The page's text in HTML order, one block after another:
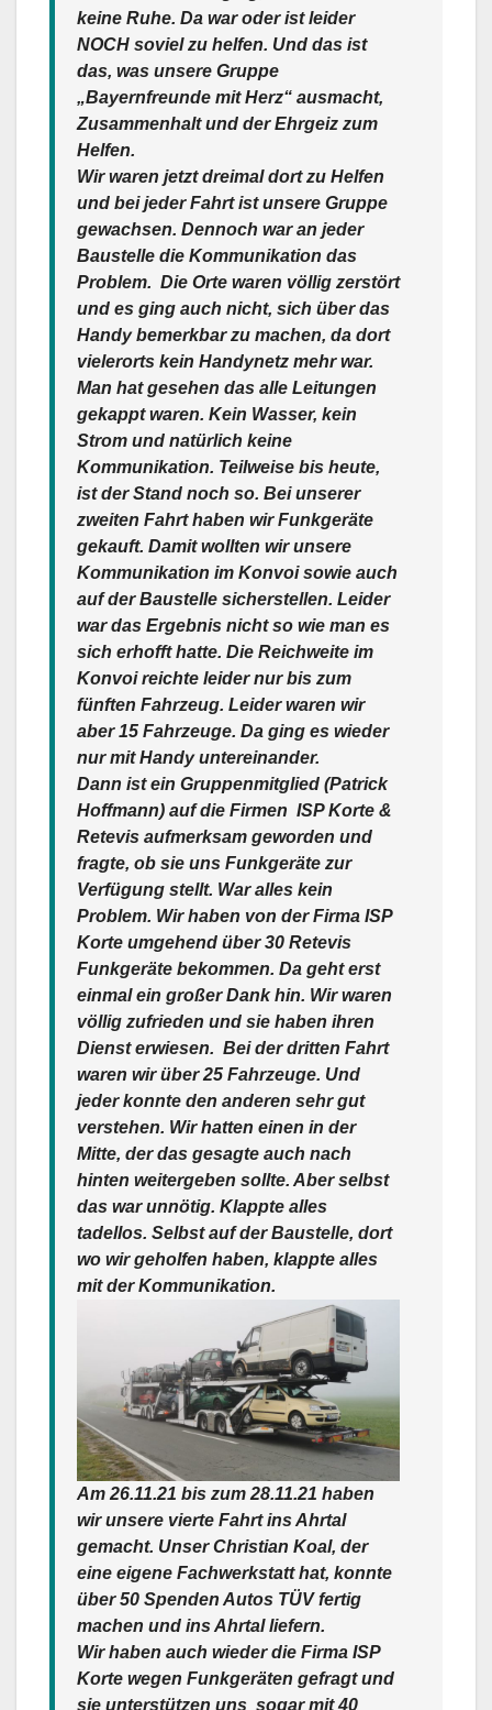
keine Ruhe. Da war oder ist leider
NOCH soviel zu helfen. Und das ist
das, was unsere Gruppe
„Bayernfreunde mit Herz“ ausmacht,
Zusammenhalt und der Ehrgeiz zum
Helfen.
Wir waren jetzt dreimal dort zu Helfen
und bei jeder Fahrt ist unsere Gruppe
gewachsen. Dennoch war an jeder
Baustelle die Kommunikation das
Problem. Die Orte waren völlig zerstört
und es ging auch nicht, sich über das
Handy bemerkbar zu machen, da dort
vielerorts kein Handynetz mehr war.
Man hat gesehen das alle Leitungen
gekappt waren. Kein Wasser, kein
Strom und natürlich keine
Kommunikation. Teilweise bis heute,
ist der Stand noch so. Bei unserer
zweiten Fahrt haben wir Funkgeräte
gekauft. Damit wollten wir unsere
Kommunikation im Konvoi sowie auch
auf der Baustelle sicherstellen. Leider
war das Ergebnis nicht so wie man es
sich erhofft hatte. Die Reichweite im
Konvoi reichte leider nur bis zum
fünften Fahrzeug. Leider waren wir
aber 15 Fahrzeuge. Da ging es wieder
nur mit Handy untereinander.
Dann ist ein Gruppenmitglied (Patrick
Hoffmann) auf die Firmen ISP Korte &
Retevis aufmerksam geworden und
fragte, ob sie uns Funkgeräte zur
Verfügung stellt. War alles kein
Problem. Wir haben von der Firma ISP
Korte umgehend über 30 Retevis
Funkgeräte bekommen. Da geht erst
einmal ein großer Dank hin. Wir waren
völlig zufrieden und sie haben ihren
Dienst erwiesen. Bei der dritten Fahrt
waren wir über 25 Fahrzeuge. Und
jeder konnte den anderen sehr gut
verstehen. Wir hatten einen in der
Mitte, der das gesagte auch nach
hinten weitergeben sollte. Aber selbst
das war unnötig. Klappte alles
tadellos. Selbst auf der Baustelle, dort
wo wir geholfen haben, klappte alles
mit der Kommunikation.
Am 26.11.21 bis zum 28.11.21 haben
wir unsere vierte Fahrt ins Ahrtal
gemacht. Unser Christian Koal, der
eine eigene Fachwerkstatt hat, konnte
über 50 Spenden Autos TÜV fertig
machen und ins Ahrtal liefern.
Wir haben auch wieder die Firma ISP
Korte wegen Funkgeräten gefragt und
sie unterstützen uns sogar mit 40